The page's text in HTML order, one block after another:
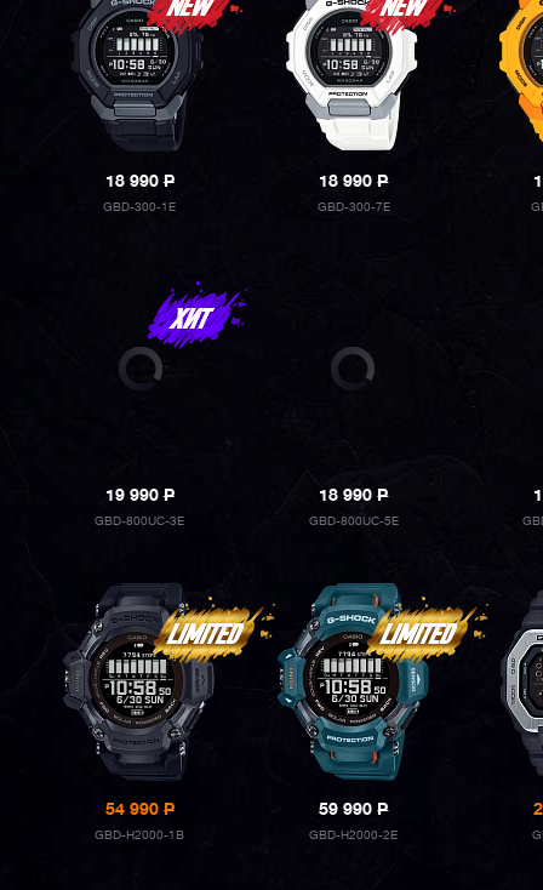
18 990P
GBD-300-1E
18 990P
GBD-300-7E
19 990P
GBD-800UC-3E
18 990P
GBD-800UC-5E
54 990P
GBD-H2000-1B
59 990P
GBD-H2000-2E